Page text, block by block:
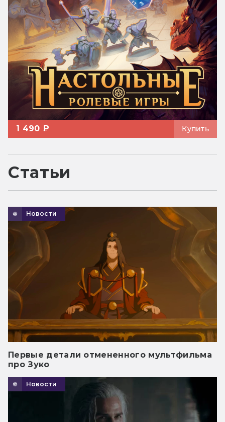
1 490 ₽ Купить
Статьи
Новости
Первые детали отмененного мультфильма
про Зуко
Новости